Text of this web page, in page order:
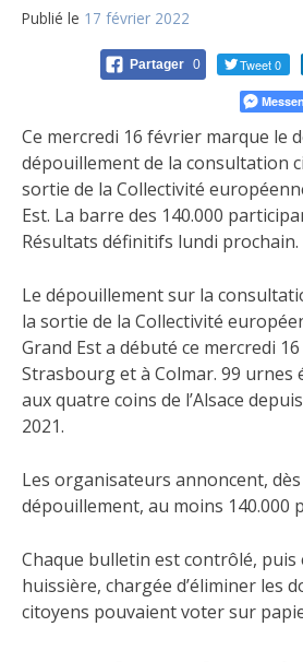
Publié le 17 février 2022
Partager 0 Tweet 0
Ce mercredi 16 février marque le
dépouillement de la consultation
sortie de la Collectivité
Est. La barre des 140.000
Résultats définitifs lundi prochain.
Le dépouillement sur la
la sortie de la Collectivité
Grand Est a débuté ce mercredi
Strasbourg et à Colmar. 99 urnes
aux quatre coins de l’Alsace
2021.
Les organisateurs annoncent,
dépouillement, au moins 140.000
Chaque bulletin est contrôlé,
huissière, chargée d’éliminer les
citoyens pouvaient voter sur